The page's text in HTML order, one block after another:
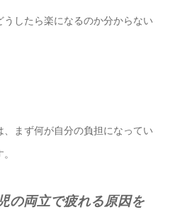
したら楽になるのか分からない
まず何が自分の負担になってい
の両立で疲れる原因を